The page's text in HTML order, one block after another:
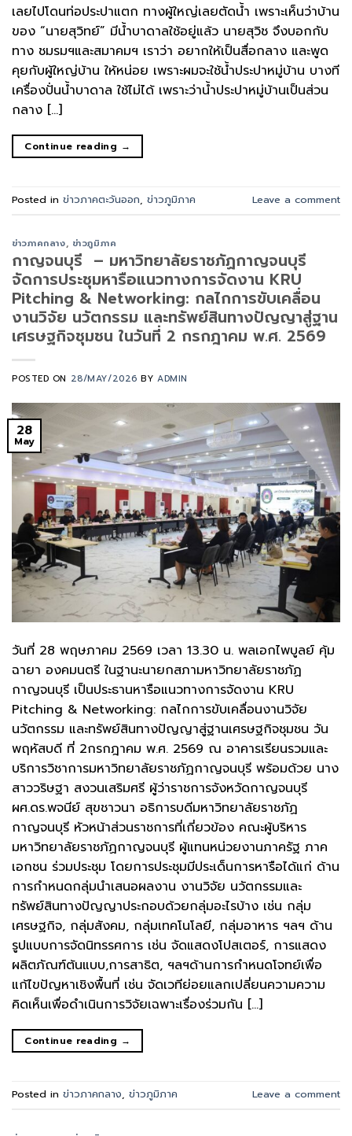
เลยไปโดนท่อประปาแตก ทางผู้ใหญ่เลยตัดน้ำ เพราะเห็นว่าบ้าน
ของ “นายสุวิทย์” มีน้ำบาดาลใช้อยู่แล้ว นายสุวิช จึงบอกกับ
ทาง ชมรมฯและสมาคมฯ เราว่า อยากให้เป็นสื่อกลาง และพูด
คุยกับผู้ใหญ่บ้าน ให้หน่อย เพราะผมจะใช้น้ำประปาหมู่บ้าน บางที
เครื่องปั่นน้ำบาดาล ใช้ไม่ได้ เพราะว่าน้ำประปาหมู่บ้านเป็นส่วน
กลาง […]
Continue reading →
Posted in ข่าวภาคตะวันออก, ข่าวภูมิภาค Leave a comment
ข่าวภาคกลาง, ข่าวภูมิภาค
กาญจนบุรี – มหาวิทยาลัยราชภัฏกาญจนบุรี
จัดการประชุมหารือแนวทางการจัดงาน KRU
Pitching & Networking: กลไกการขับเคลื่อน
งานวิจัย นวัตกรรม และทรัพย์สินทางปัญญาสู่ฐาน
เศรษฐกิจชุมชน ในวันที่ 2 กรกฎาคม พ.ศ. 2569
POSTED ON 28/MAY/2026 BYADMIN
28
May
วันที่ 28 พฤษภาคม 2569 เวลา 13.30 น. พลเอกไพบูลย์ คุ้ม
ฉายา องคมนตรี ในฐานะนายกสภามหาวิทยาลัยราชภัฏ
กาญจนบุรี เป็นประธานหารือแนวทางการจัดงาน KRU
Pitching & Networking: กลไกการขับเคลื่อนงานวิจัย
นวัตกรรม และทรัพย์สินทางปัญญาสู่ฐานเศรษฐกิจชุมชน วัน
พฤหัสบดี ที่ 2กรกฎาคม พ.ศ. 2569 ณ อาคารเรียนรวมและ
บริการวิชาการมหาวิทยาลัยราชภัฏกาญจนบุรี พร้อมด้วย นาง
สาววริษฐา สงวนเสริมศรี ผู้ว่าราชการจังหวัดกาญจนบุรี
ผศ.ดร.พจนีย์ สุขชาวนา อธิการบดีมหาวิทยาลัยราชภัฏ
กาญจนบุรี หัวหน้าส่วนราชการที่เกี่ยวข้อง คณะผู้บริหาร
มหาวิทยาลัยราชภัฏกาญจนบุรี ผู้แทนหน่วยงานภาครัฐ ภาค
เอกชน ร่วมประชุม โดยการประชุมมีประเด็นการหารือได้แก่ ด้าน
การกำหนดกลุ่มนำเสนอผลงาน งานวิจัย นวัตกรรมและ
ทรัพย์สินทางปัญญาประกอบด้วยกลุ่มอะไรบ้าง เช่น กลุ่ม
เศรษฐกิจ, กลุ่มสังคม, กลุ่มเทคโนโลยี, กลุ่มอาหาร ฯลฯ ด้าน
รูปแบบการจัดนิทรรศการ เช่น จัดแสดงโปสเตอร์, การแสดง
ผลิตภัณฑ์ต้นแบบ,การสาธิต, ฯลฯด้านการกำหนดโจทย์เพื่อ
แก้ไขปัญหาเชิงพื้นที่ เช่น จัดเวทีย่อยแลกเปลี่ยนความความ
คิดเห็นเพื่อดำเนินการวิจัยเฉพาะเรื่องร่วมกัน […]
Continue reading →
Posted in ข่าวภาคกลาง, ข่าวภูมิภาค Leave a comment